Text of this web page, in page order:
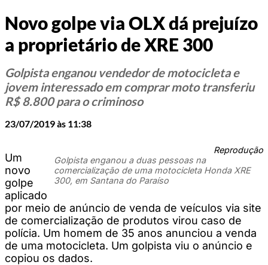
Novo golpe via OLX dá prejuízo
a proprietário de XRE 300
Golpista enganou vendedor de motocicleta e
jovem interessado em comprar moto transferiu
R$ 8.800 para o criminoso
23/07/2019 às 11:38
Reprodução
Golpista enganou a duas pessoas na
comercialização de uma motocicleta Honda XRE
300, em Santana do Paraíso
Um
novo
golpe
aplicado
por meio de anúncio de venda de veículos via site
de comercialização de produtos virou caso de
polícia. Um homem de 35 anos anunciou a venda
de uma motocicleta. Um golpista viu o anúncio e
copiou os dados.